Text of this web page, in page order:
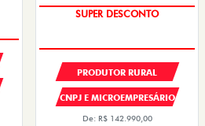
SUPER DESCONTO
PRODUTOR RURAL
CNPJ E MICROEMPRESÁRIO
De: R$ 142.990,00